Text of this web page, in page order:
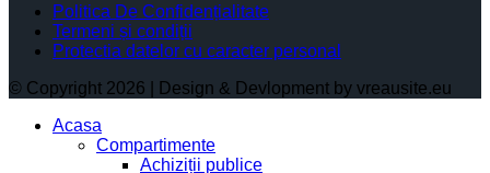
Politica De Confidențialitate
Termeni și condiții
Protectia datelor cu caracter personal
© Copyright 2026 | Design & Devlopment by vreausite.eu
Acasa
Compartimente
Achiziții publice